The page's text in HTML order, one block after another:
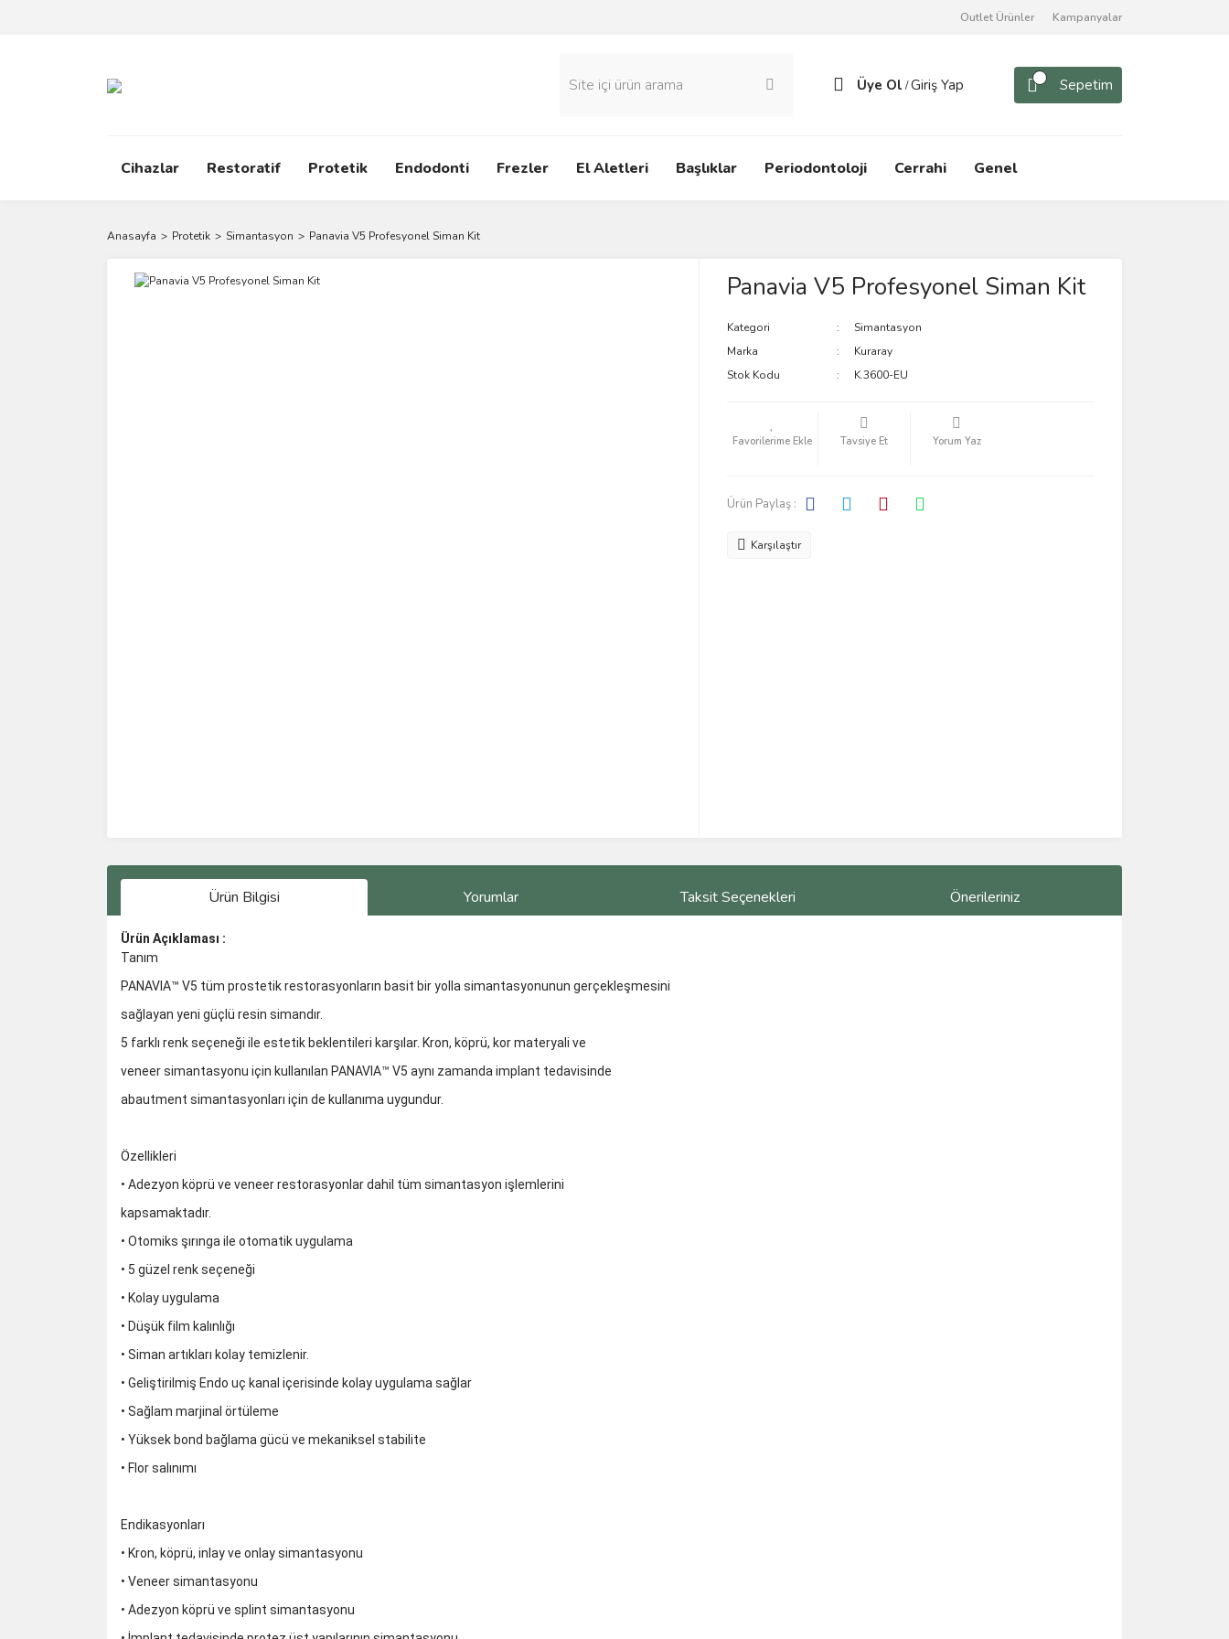
Outlet Ürünler Kampanyalar
Üye Ol /Giriş Yap Sepetim
Cihazlar Restoratif Protetik Endodonti Frezler El Aletleri Başlıklar Periodontoloji Cerrahi Genel
Anasayfa Protetik Simantasyon Panavia V5 Profesyonel Siman Kit
Panavia V5 Profesyonel Siman Kit
Kategori
Simantasyon
Marka
Kuraray
Stok Kodu
K.3600-EU
Tavsiye Et Yorum Yaz
Ürün Paylaş :
Karşılaştır
Ürün Bilgisi Yorumlar Taksit Seçenekleri Önerileriniz
Ürün Açıklaması :
Tanım
PANAVIA™ V5 tüm prostetik restorasyonların basit bir yolla simantasyonunun gerçekleşmesini
sağlayan yeni güçlü resin simandır.
5 farklı renk seçeneği ile estetik beklentileri karşılar. Kron, köprü, kor materyali ve
veneer simantasyonu için kullanılan PANAVIA™ V5 aynı zamanda implant tedavisinde
abautment simantasyonları için de kullanıma uygundur.
Özellikleri
• Adezyon köprü ve veneer restorasyonlar dahil tüm simantasyon işlemlerini
kapsamaktadır.
• Otomiks şırınga ile otomatik uygulama
• 5 güzel renk seçeneği
• Kolay uygulama
• Düşük film kalınlığı
• Siman artıkları kolay temizlenir.
• Geliştirilmiş Endo uç kanal içerisinde kolay uygulama sağlar
• Sağlam marjinal örtüleme
• Yüksek bond bağlama gücü ve mekaniksel stabilite
• Flor salınımı
Endikasyonları
• Kron, köprü, inlay ve onlay simantasyonu
• Veneer simantasyonu
• Adezyon köprü ve splint simantasyonu